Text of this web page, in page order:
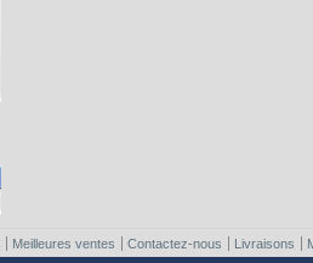
Meilleures ventes Contactez-nous Livraisons